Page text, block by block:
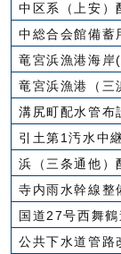
中区系（上安）
中総合会館備蓄
竜宮浜漁港海岸
竜宮浜漁港（三
溝尻町配水管布
引土第1汚水中
浜（三条通他）
寺内雨水幹線整
国道27号西舞
公共下水道管路